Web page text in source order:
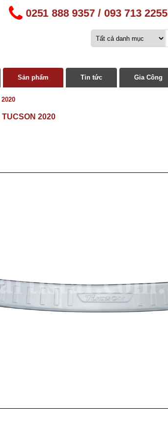
0251 888 9357 / 093 713 2255
Sản phẩm Tin tức Gia Công
2020